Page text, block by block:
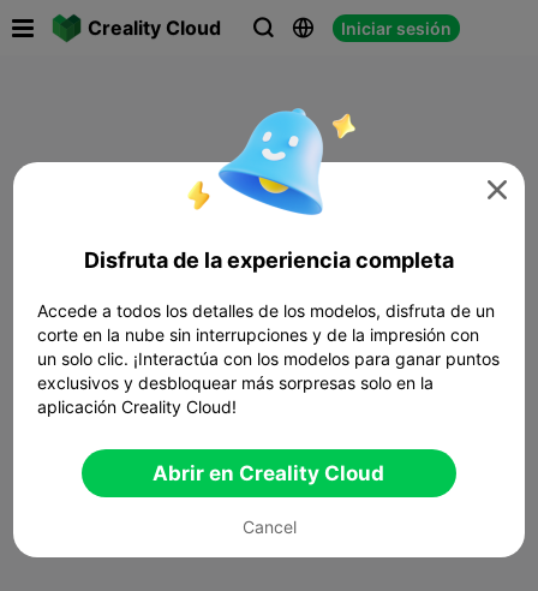
Creality Cloud   Iniciar sesión

Disfruta de la experiencia completa
Accede a todos los detalles de los modelos, disfruta de un
corte en la nube sin interrupciones y de la impresión con
un solo clic. ¡Interactúa con los modelos para ganar puntos
exclusivos y desbloquear más sorpresas solo en la
aplicación Creality Cloud!
Abrir en Creality Cloud
Cancel